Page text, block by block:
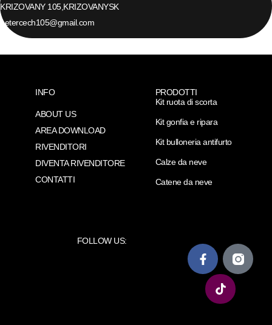
KRIZOVANY 105, KRIZOVANYSK
petercech105@gmail.com
INFO
ABOUT US
AREA DOWNLOAD
RIVENDITORI
DIVENTA RIVENDITORE
CONTATTI
PRODOTTI
Kit ruota di scorta
Kit gonfia e ripara
Kit bulloneria antifurto
Calze da neve
Catene da neve
FOLLOW US: